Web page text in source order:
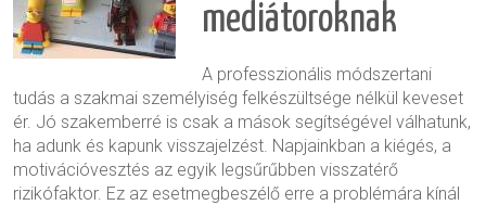
mediátoroknak
A professzionális módszertani
tudás a szakmai személyiség felkészültsége nélkül keveset
ér. Jó szakemberré is csak a mások segítségével válhatunk,
ha adunk és kapunk visszajelzést. Napjainkban a kiégés, a
motivációvesztés az egyik legsűrűbben visszatérő
rizikófaktor. Ez az esetmegbeszélő erre a problémára kínál